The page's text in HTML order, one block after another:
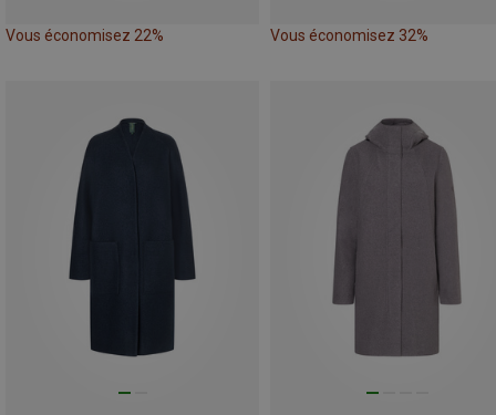
Vous économisez 22% Vous économisez 32%